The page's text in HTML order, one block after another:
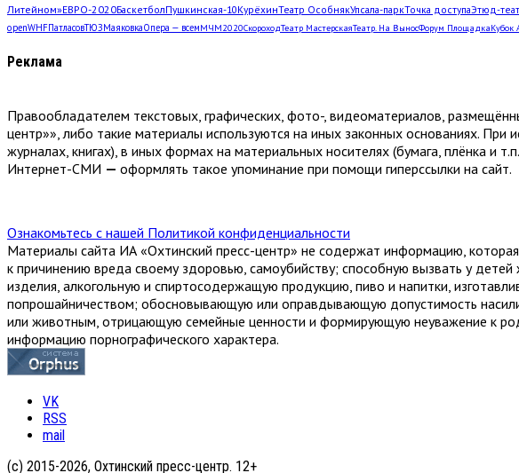
Литейном»ЕВРО-2020БаскетболПушкинская-10КурёхинТеатр ОсобнякУпсала-паркТочка доступаЭтюд-
openWHFПатласовТЮЗМаяковкаОпера — всемМЧМ2020СкороходТеатр МастерскаяТеатр. На ВыносФорум ПлощадкаКубок
Реклама
Правообладателем текстовых, графических, фото-, видеоматериалов,
центр»», либо такие материалы используются на иных законных основаниях.
журналах, книгах), в иных формах на материальных носителях (бумага, плёнка и
Интернет-СМИ — оформлять такое упоминание при помощи гиперссылки на сайт.
Ознакомьтесь с нашей Политикой конфиденциальности
Материалы сайта ИА «Охтинский пресс-центр» не содержат информацию,
к причинению вреда своему здоровью, самоубийству; способную вызвать у
изделия, алкогольную и спиртосодержащую продукцию, пиво и напитки,
попрошайничеством; обосновывающую или оправдывающую допустимость
или животным, отрицающую семейные ценности и формирующую неуважение к
информацию порнографического характера.
VK
RSS
mail
(с) 2015-2026, Охтинский пресс-центр. 12+